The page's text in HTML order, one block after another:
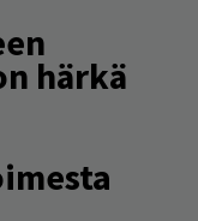
härkä